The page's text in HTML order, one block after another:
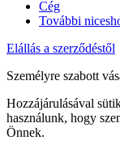
Cég
További
Elállás a szerződéstől
Személyre szabott
Hozzájárulásával
használunk, hogy
Önnek.